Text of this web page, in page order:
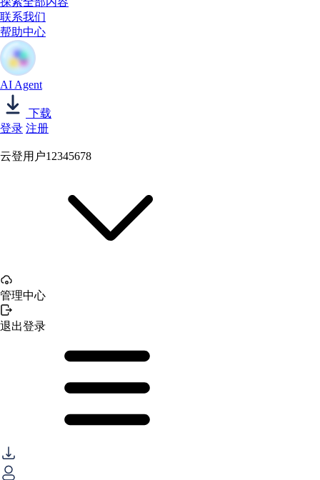
联系我们
帮助中心
AI Agent
下载
登录 注册
云登用户12345678
管理中心
退出登录